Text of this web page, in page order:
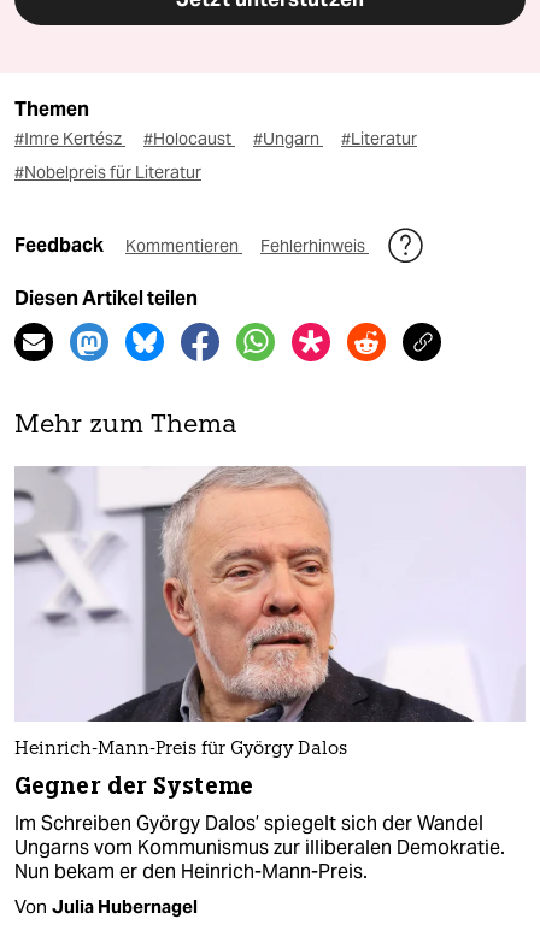
Themen
#Imre Kertész #Holocaust #Ungarn
#Literatur
#Nobelpreis für Literatur
Feedback Kommentieren Fehlerhinweis
Diesen Artikel teilen
Mehr zum Thema
Heinrich-Mann-Preis für György Dalos
Gegner der Systeme
Im Schreiben György Dalos’ spiegelt sich der Wandel
Ungarns vom Kom­munismus zur illiberalen Demokratie.
Nun bekam er den Heinrich-Mann-Preis.
Von Julia Hubernagel